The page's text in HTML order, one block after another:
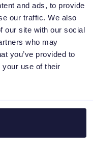
and ads, to provide
our traffic. We also
our site with our social
who may
you’ve provided to
your use of their